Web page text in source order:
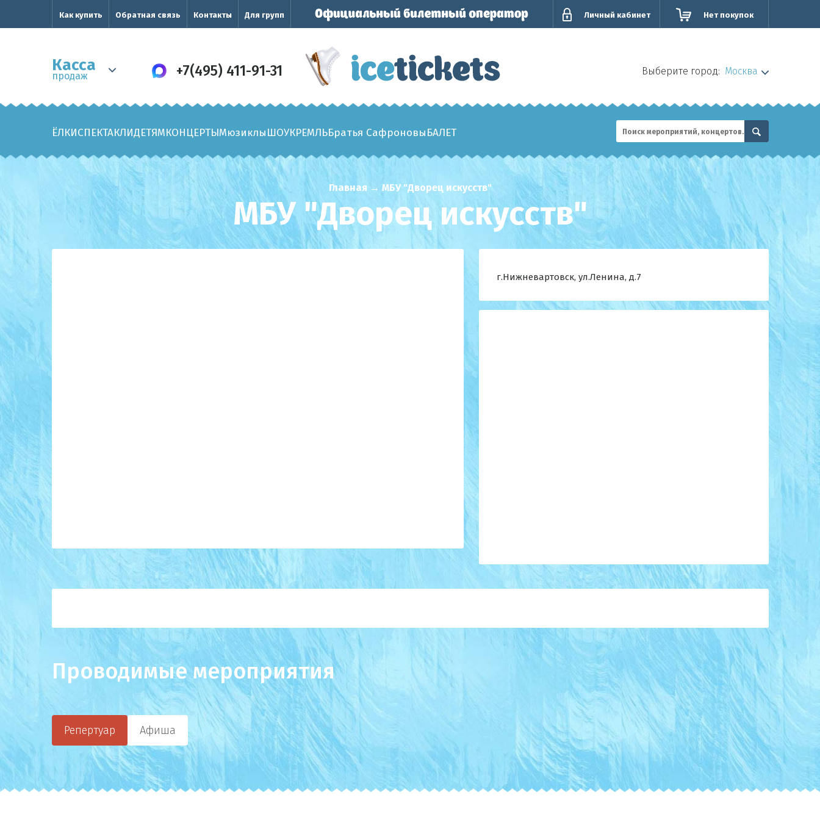
Как купить Обратная связь Контакты Для групп Личный кабинет Нет покупок
Касса
продаж +7(495) 411-91-31 Выберите город: Москва
ЁЛКИСПЕКТАКЛИДЕТЯМКОНЦЕРТЫМюзиклыШОУКРЕМЛЬБратья СафроновыБАЛЕТ
Главная → МБУ "Дворец искусств"
МБУ "Дворец искусств"
г.Нижневартовск, ул.Ленина, д.7
Проводимые мероприятия
Репертуар Афиша